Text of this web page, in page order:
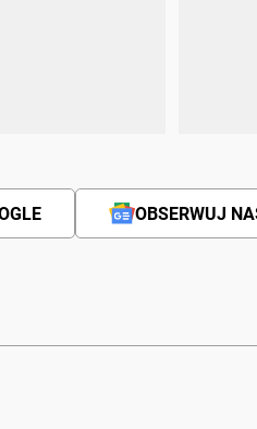
OBSERWUJ